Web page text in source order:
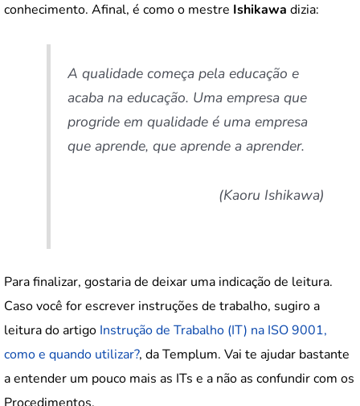
conhecimento. Afinal, é como o mestre Ishikawa dizia:
A qualidade começa pela educação e
acaba na educação. Uma empresa que
progride em qualidade é uma empresa
que aprende, que aprende a aprender.
(Kaoru Ishikawa)
Para finalizar, gostaria de deixar uma indicação de leitura.
Caso você for escrever instruções de trabalho, sugiro a
leitura do artigo Instrução de Trabalho (IT) na ISO 9001,
como e quando utilizar?, da Templum. Vai te ajudar bastante
a entender um pouco mais as ITs e a não as confundir com os